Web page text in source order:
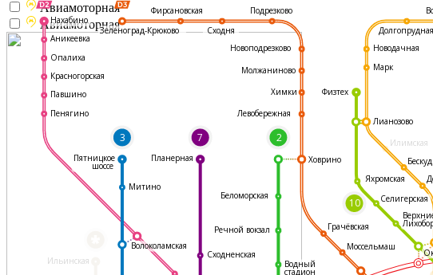
Илимская
Ильинская
3 7 2
10
Фирсановская
Сходня
Подрезково
Новоподрезково
Молжаниново
Химки
Левобережная
Ховрино
Грачёвская
Моссельмаш
Водный
стадион
Сходненская
Волоколамская
Митино
Нахабино
Аникеевка
Опалиха
Красногорская
Павшино
Пенягино
Пятницкое
шоссе
Планерная
Селигерская
Физтех
Яхромская
Марк
Лианозово
Новодачная
Речной вокзал
Беломорская
Долгопрудная
Зеленоград-Крюково
Авиамоторная
Авиамоторная